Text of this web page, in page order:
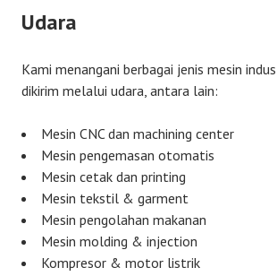
Udara
Kami menangani berbagai jenis mesin
dikirim melalui udara, antara lain:
Mesin CNC dan machining center
Mesin pengemasan otomatis
Mesin cetak dan printing
Mesin tekstil & garment
Mesin pengolahan makanan
Mesin molding & injection
Kompresor & motor listrik